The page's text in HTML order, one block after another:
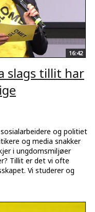
16:42
slags tillit har
og politiet
og media snakker
i ungdomsmiljøer
Tillit er det vi ofte
Vi studerer og